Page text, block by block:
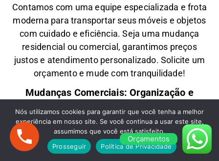
Contamos com uma equipe especializada e frota
moderna para transportar seus móveis e objetos
comcuidado e eficiência. Seja uma mudança
residencial ou comercial , garantimos preços
justos e atendimento personalizado. Solicite um
orçamento e mude com tranquilidade!
Mudanças Comerciais: Organização e
Precisa de umaMudança Comercialde São
Paulo para São José ? AKarretocuida de toda a
logística paraescritórios, lojas e empresas,
Orçamentos
Nós utilizamos cookies para garantir que você tenha a melhor
experiência em nosso site. Se você continua a usar este site,
assumimos que você está satisfeito.
Prosseguir
Política de Privacidade